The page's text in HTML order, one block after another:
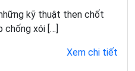
kỹ thuật then chốt
chống xói […]
Xem chi tiết